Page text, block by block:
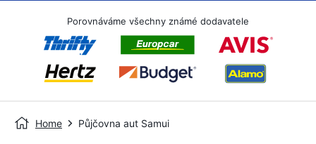
Porovnáváme všechny známé dodavatele
Home Půjčovna aut Samui